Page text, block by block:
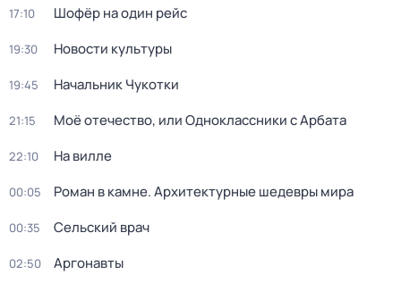
17:10 Шофёр на один рейс
19:30 Новости культуры
19:45 Начальник Чукотки
21:15 Моё отечество, или Одноклассники с Арбата
22:10 На вилле
00:05 Роман в камне. Архитектурные шедевры мира
00:35 Сельский врач
02:50 Аргонавты